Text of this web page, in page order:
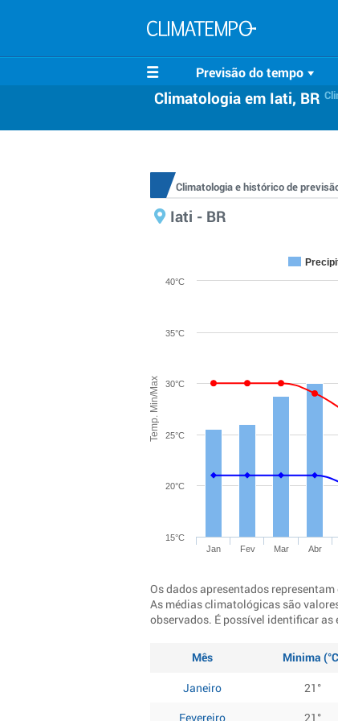
Previsão do tempo
Climatologia em Iati, BR
Climatologia e histórico de
Iati - BR
Temp. Min/Max
Jan Fev Mar Abr
15°C
20°C
25°C
30°C
35°C
40°C
Os dados apresentados
As médias climatológicas são
observados. É possível identificar
Mês Minima
Janeiro
21°
Fevereiro
21°